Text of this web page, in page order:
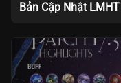
Bản Cập Nhật